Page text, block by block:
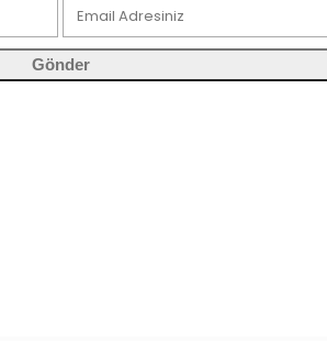
Gönder